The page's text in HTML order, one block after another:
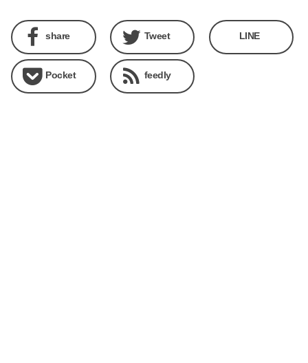
share Tweet LINE
Pocket feedly